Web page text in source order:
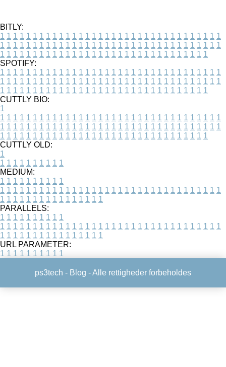
BITLY:
1 1 1 1 1 1 1 1 1 1 1 1 1 1 1 1 1 1 1 1 1 1 1 1 1 1 1 1 1 1 1 1 1 1
1 1 1 1 1 1 1 1 1 1 1 1 1 1 1 1 1 1 1 1 1 1 1 1 1 1 1 1 1 1 1 1 1 1
1 1 1 1 1 1 1 1 1 1 1 1 1 1 1 1 1 1 1 1 1 1 1 1 1 1 1 1 1 1 1 1
SPOTIFY:
1 1 1 1 1 1 1 1 1 1 1 1 1 1 1 1 1 1 1 1 1 1 1 1 1 1 1 1 1 1 1 1 1 1
1 1 1 1 1 1 1 1 1 1 1 1 1 1 1 1 1 1 1 1 1 1 1 1 1 1 1 1 1 1 1 1 1 1
1 1 1 1 1 1 1 1 1 1 1 1 1 1 1 1 1 1 1 1 1 1 1 1 1 1 1 1 1 1 1 1
CUTTLY BIO:
1
1 1 1 1 1 1 1 1 1 1 1 1 1 1 1 1 1 1 1 1 1 1 1 1 1 1 1 1 1 1 1 1 1 1
1 1 1 1 1 1 1 1 1 1 1 1 1 1 1 1 1 1 1 1 1 1 1 1 1 1 1 1 1 1 1 1 1 1
1 1 1 1 1 1 1 1 1 1 1 1 1 1 1 1 1 1 1 1 1 1 1 1 1 1 1 1 1 1 1 1
CUTTLY OLD:
1
1 1 1 1 1 1 1 1 1 1
MEDIUM:
1 1 1 1 1 1 1 1 1 1
1 1 1 1 1 1 1 1 1 1 1 1 1 1 1 1 1 1 1 1 1 1 1 1 1 1 1 1 1 1 1 1 1 1
1 1 1 1 1 1 1 1 1 1 1 1 1 1 1 1
PARALLELS:
1 1 1 1 1 1 1 1 1 1
1 1 1 1 1 1 1 1 1 1 1 1 1 1 1 1 1 1 1 1 1 1 1 1 1 1 1 1 1 1 1 1 1 1
1 1 1 1 1 1 1 1 1 1 1 1 1 1 1 1
URL PARAMETER:
1 1 1 1 1 1 1 1 1 1
ps3tech - Blog - Alle rettigheder forbeholdes